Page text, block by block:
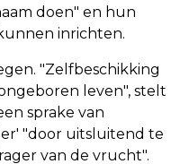
doen" en hun
inrichten.
"Zelfbeschikking
leven", stelt
sprake van
"door uitsluitend te
van de vrucht".